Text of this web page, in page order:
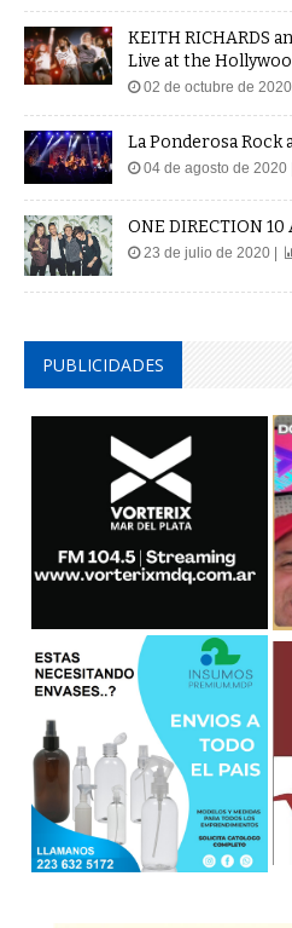
KEITH RICHARDS
Live at the
02 de octubre de
La Ponderosa Rock
04 de agosto de
ONE DIRECTION 10
23 de julio de 2020 |
PUBLICIDADES